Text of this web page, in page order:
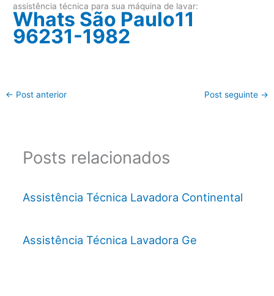
assistência técnica para sua máquina de lavar:
Whats São Paulo11
96231-1982
← Post anterior Post seguinte →
Posts relacionados
Assistência Técnica Lavadora Continental
Assistência Técnica Lavadora Ge